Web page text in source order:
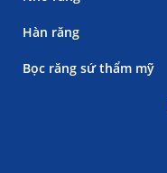
Hàn răng
Bọc răng sứ thẩm mỹ